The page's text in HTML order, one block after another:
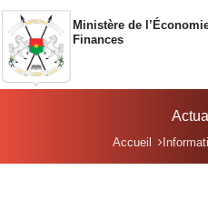
Aller au contenu principal
Ministère de
Finances
Accueil